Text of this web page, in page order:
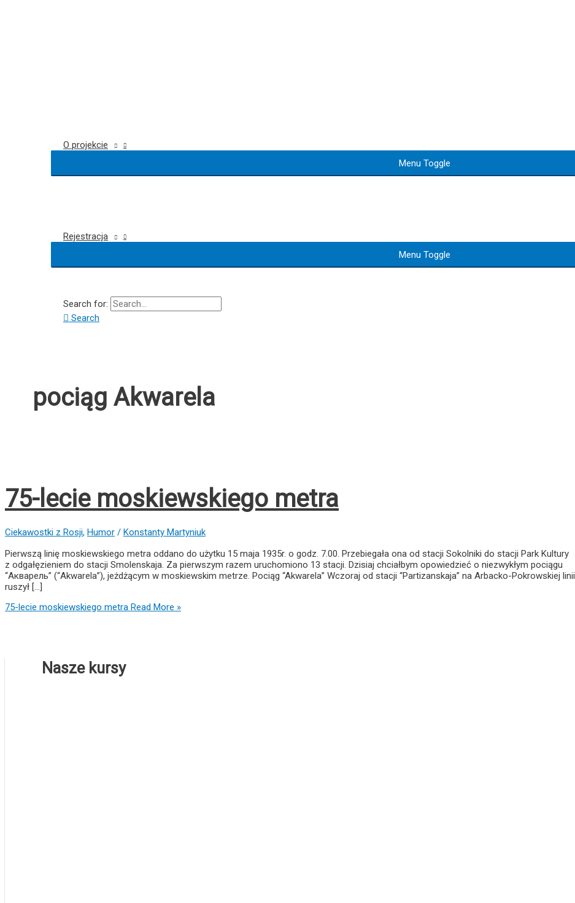
O projekcie
Menu Toggle
Rejestracja
Menu Toggle
Search for:
Search
pociąg Akwarela
75-lecie moskiewskiego metra
Ciekawostki z Rosji, Humor / Konstanty Martyniuk
Pierwszą linię moskiewskiego metra oddano do użytku 15 maja 1935r. o godz. 7.00. Przebiegała ona od stacji Sokolniki do stacji Park Kultury
z odgałęzieniem do stacji Smolenskaja. Za pierwszym razem uruchomiono 13 stacji. Dzisiaj chciałbym opowiedzieć o niezwykłym pociągu
“Акварель” (“Akwarela”), jeżdżącym w moskiewskim metrze. Pociąg “Akwarela” Wczoraj od stacji “Partizanskaja” na Arbacko-Pokrowskiej linii
ruszył […]
75-lecie moskiewskiego metra Read More »
Nasze kursy